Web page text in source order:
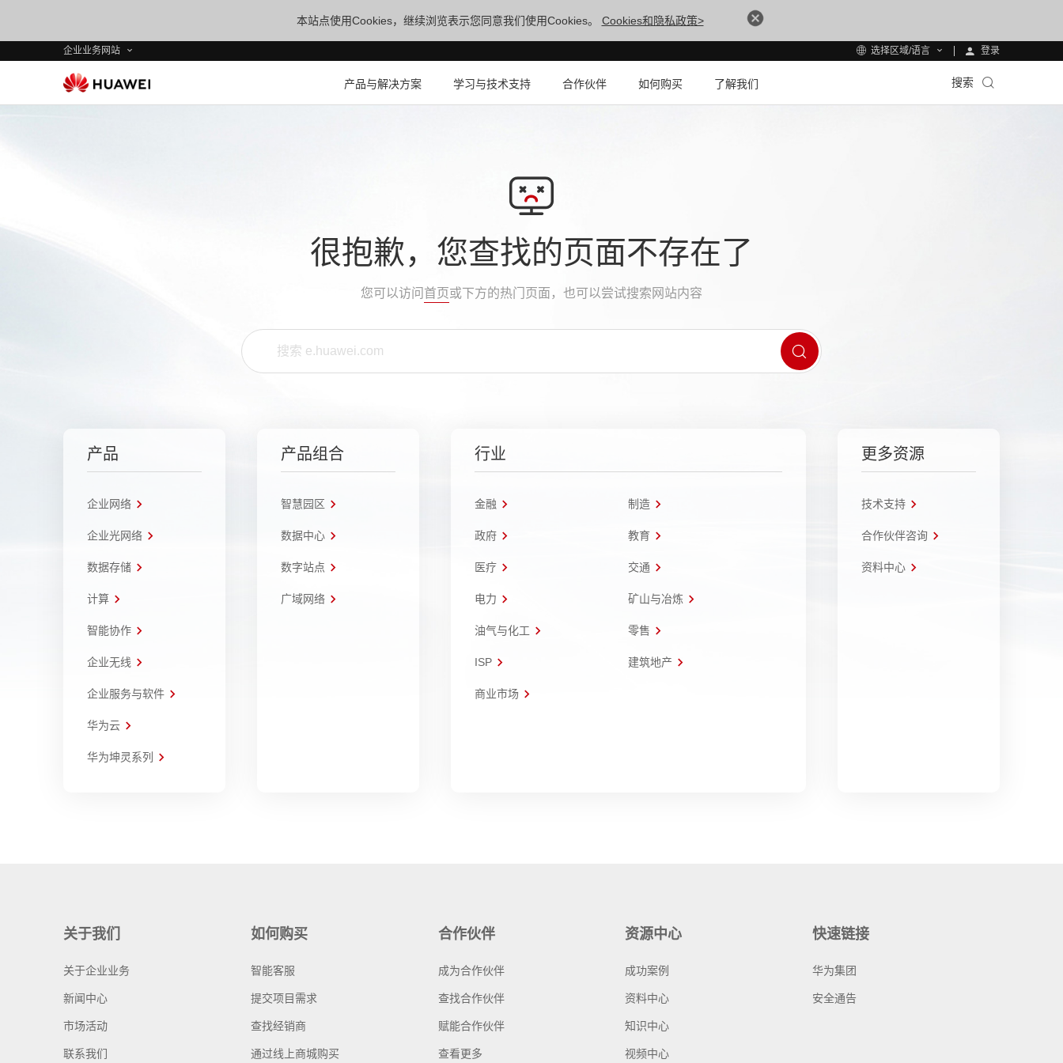
本站点使用Cookies，继续浏览表示您同意我们使用Cookies。 Cookies和隐私政策>
企业业务网站 选择区域/语言 登录
产品与解决方案 学习与技术支持 合作伙伴 如何购买 了解我们 搜索
很抱歉，您查找的页面不存在了
您可以访问 首页或下方的热门页面，也可以尝试搜索网站内容
产品
企业网络
企业光网络
数据存储
计算
智能协作
企业无线
企业服务与软件
华为云
华为坤灵系列
产品组合
智慧园区
数据中心
数字站点
广域网络
行业
金融 制造
政府 教育
医疗 交通
电力 矿山与冶炼
油气与化工 零售
ISP 建筑地产
商业市场
更多资源
技术支持
合作伙伴咨询
资料中心
关于我们
关于企业业务
新闻中心
市场活动
联系我们
如何购买
智能客服
提交项目需求
查找经销商
通过线上商城购买
合作伙伴
成为合作伙伴
查找合作伙伴
赋能合作伙伴
查看更多
资源中心
成功案例
资料中心
知识中心
视频中心
快速链接
华为集团
安全通告